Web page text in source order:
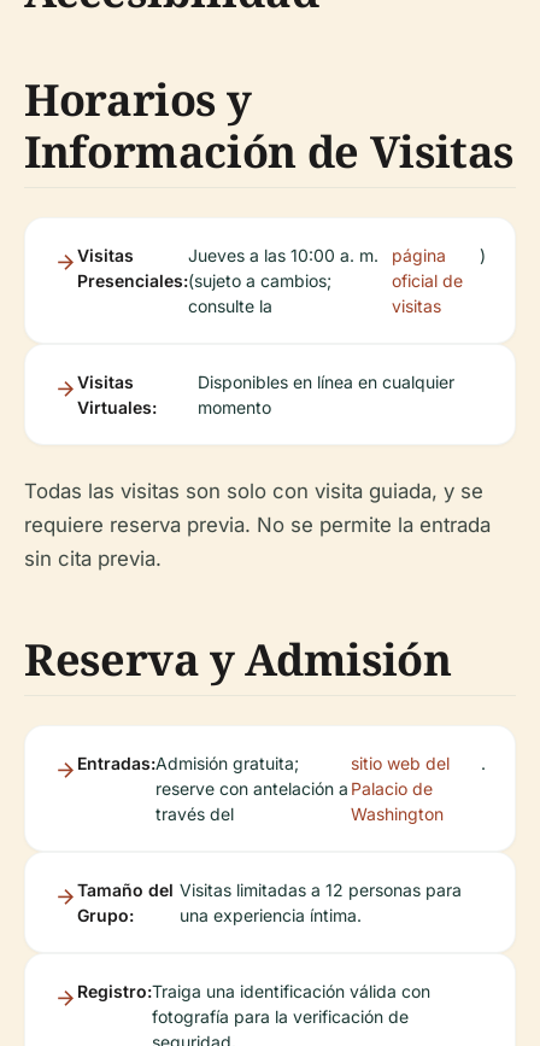
Horarios y
Información de Visitas
Visitas
Presenciales:
Jueves a las 10:00 a. m.
(sujeto a cambios;
consulte la
página
oficial de
visitas
)
Visitas
Virtuales:
Disponibles en línea en cualquier
momento
Todas las visitas son solo con visita guiada, y se
requiere reserva previa. No se permite la entrada
sin cita previa.
Reserva y Admisión
Entradas:Admisión gratuita;
reserve con antelación a
través del
sitio web del
Palacio de
Washington
.
Tamaño del
Grupo:
Visitas limitadas a 12 personas para
una experiencia íntima.
Registro:Traiga una identificación válida con
fotografía para la verificación de
seguridad.